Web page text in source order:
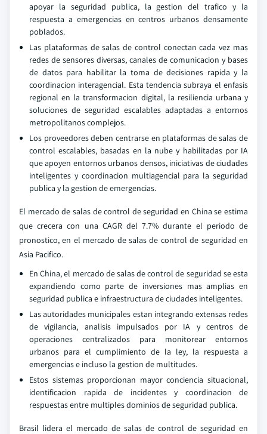
apoyar la seguridad publica, la gestion del trafico y la
respuesta a emergencias en centros urbanos densamente
poblados.
Las plataformas de salas de control conectan cada vez mas
redes de sensores diversas, canales de comunicacion y bases
de datos para habilitar la toma de decisiones rapida y la
coordinacion interagencial. Esta tendencia subraya el enfasis
regional en la transformacion digital, la resiliencia urbana y
soluciones de seguridad escalables adaptadas a entornos
metropolitanos complejos.
Los proveedores deben centrarse en plataformas de salas de
control escalables, basadas en la nube y habilitadas por IA
que apoyen entornos urbanos densos, iniciativas de ciudades
inteligentes y coordinacion multiagencial para la seguridad
publica y la gestion de emergencias.
El mercado de salas de control de seguridad en China se estima
que crecera con una CAGR del 7.7% durante el periodo de
pronostico, en el mercado de salas de control de seguridad en
Asia Pacifico.
En China, el mercado de salas de control de seguridad se esta
expandiendo como parte de inversiones mas amplias en
seguridad publica e infraestructura de ciudades inteligentes.
Las autoridades municipales estan integrando extensas redes
de vigilancia, analisis impulsados por IA y centros de
operaciones centralizados para monitorear entornos
urbanos para el cumplimiento de la ley, la respuesta a
emergencias e incluso la gestion de multitudes.
Estos sistemas proporcionan mayor conciencia situacional,
identificacion rapida de incidentes y coordinacion de
respuestas entre multiples dominios de seguridad publica.
Brasil lidera el mercado de salas de control de seguridad en